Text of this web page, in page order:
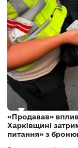
«Продавав»
Харківщині
питання» з